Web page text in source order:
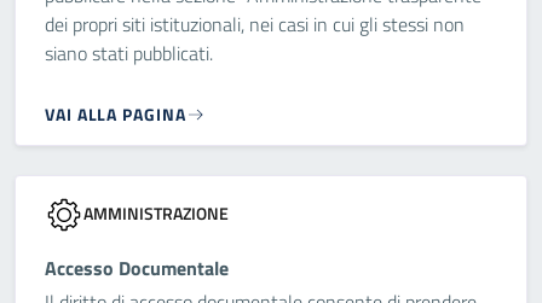
dei propri siti istituzionali, nei casi in cui gli stessi non
siano stati pubblicati.
VAI ALLA PAGINA
AMMINISTRAZIONE
Accesso Documentale